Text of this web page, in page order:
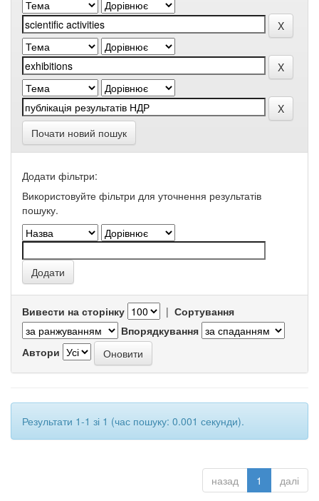
Почати новий пошук
Додати фільтри:
Використовуйте фільтри для уточнення результатів
пошуку.
Вивести на сторінку | Сортування
Впорядкування
Автори
Результати 1-1 зі 1 (час пошуку: 0.001 секунди).
назад 1 далі